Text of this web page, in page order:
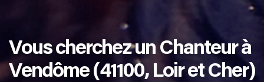
Vous cherchez un Chanteur à
Vendôme (41100, Loir et Cher)